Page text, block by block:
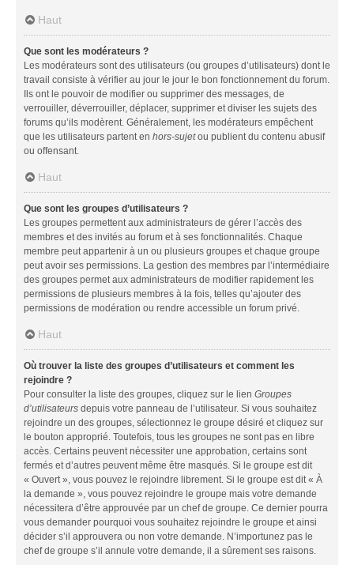
Haut
Que sont les modérateurs ?
Les modérateurs sont des utilisateurs (ou groupes d’utilisateurs) dont le
travail consiste à vérifier au jour le jour le bon fonctionnement du forum.
Ils ont le pouvoir de modifier ou supprimer des messages, de
verrouiller, déverrouiller, déplacer, supprimer et diviser les sujets des
forums qu’ils modèrent. Généralement, les modérateurs empêchent
que les utilisateurs partent en hors-sujetou publient du contenu abusif
ou offensant.
Haut
Que sont les groupes d’utilisateurs ?
Les groupes permettent aux administrateurs de gérer l’accès des
membres et des invités au forum et à ses fonctionnalités. Chaque
membre peut appartenir à un ou plusieurs groupes et chaque groupe
peut avoir ses permissions. La gestion des membres par l’intermédiaire
des groupes permet aux administrateurs de modifier rapidement les
permissions de plusieurs membres à la fois, telles qu’ajouter des
permissions de modération ou rendre accessible un forum privé.
Haut
Où trouver la liste des groupes d’utilisateurs et comment les
rejoindre ?
Pour consulter la liste des groupes, cliquez sur le lien Groupes
d’utilisateurs depuis votre panneau de l’utilisateur. Si vous souhaitez
rejoindre un des groupes, sélectionnez le groupe désiré et cliquez sur
le bouton approprié. Toutefois, tous les groupes ne sont pas en libre
accès. Certains peuvent nécessiter une approbation, certains sont
fermés et d’autres peuvent même être masqués. Si le groupe est dit
« Ouvert », vous pouvez le rejoindre librement. Si le groupe est dit « À
la demande », vous pouvez rejoindre le groupe mais votre demande
nécessitera d’être approuvée par un chef de groupe. Ce dernier pourra
vous demander pourquoi vous souhaitez rejoindre le groupe et ainsi
décider s’il approuvera ou non votre demande. N’importunez pas le
chef de groupe s’il annule votre demande, il a sûrement ses raisons.